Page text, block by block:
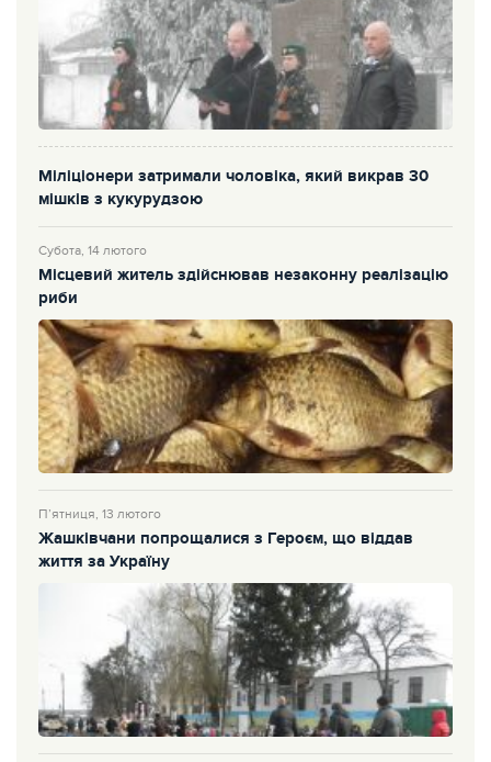
Міліціонери затримали чоловіка, який викрав 30
мішків з кукурудзою
Субота, 14 лютого
Місцевий житель здійснював незаконну реалізацію
риби
П’ятниця, 13 лютого
Жашківчани попрощалися з Героєм, що віддав
життя за Україну